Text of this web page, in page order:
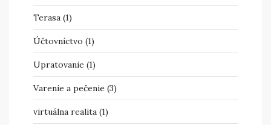
Terasa (1)
Účtovníctvo (1)
Upratovanie (1)
Varenie a pečenie (3)
virtuálna realita (1)